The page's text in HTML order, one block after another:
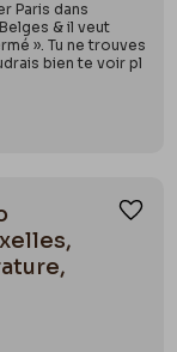
Paris dans
& il veut
». Tu ne trouves
bien te voir pl